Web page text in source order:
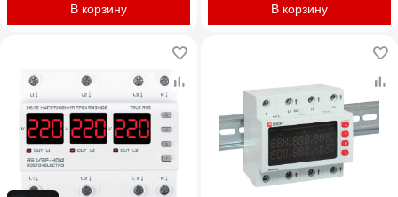
В корзину В корзину